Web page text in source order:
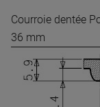
Courroie dentée
36 mm